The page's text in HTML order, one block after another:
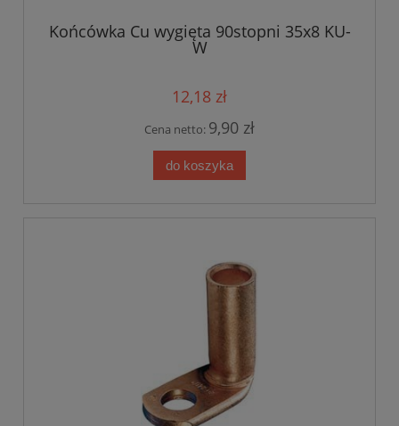
Końcówka Cu wygięta 90stopni 35x8 KU-
W
12,18 zł
Cena netto: 9,90 zł
do koszyka